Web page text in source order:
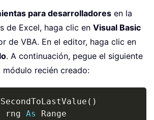
para desarrolladores en la
de Excel, haga clic en Visual Basic
de VBA. En el editor, haga clic en
. A continuación, pegue el siguiente
recién creado:
( )
rng As Range